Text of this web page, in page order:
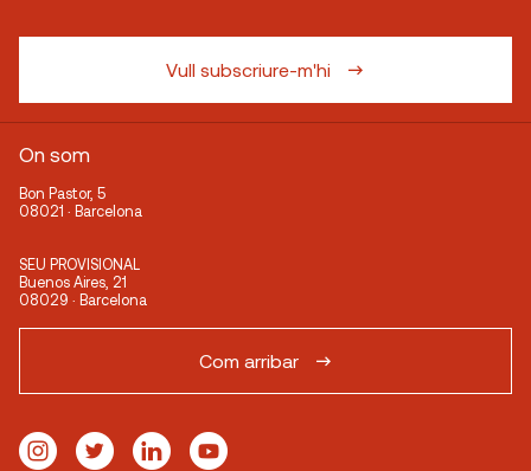
Vull subscriure-m'hi
On som
Bon Pastor, 5
08021 · Barcelona
SEU PROVISIONAL
Buenos Aires, 21
08029 · Barcelona
Com arribar